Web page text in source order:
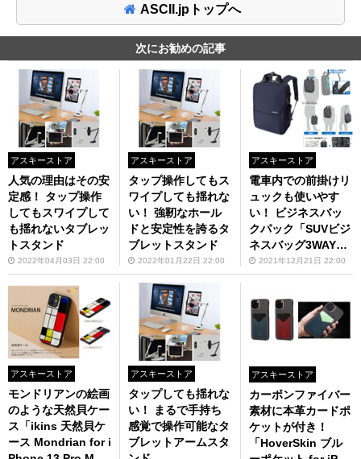
ASCII.jpトップへ
次にお勧めの記事
アスキーストア
人気の理由はその安
定感！ タップ操作
してもスワイプして
も揺れないタブレッ
トスタンド
2022年04月03日 22:00
アスキーストア
タップ操作してもス
ワイプしても揺れな
い！ 強靭なホール
ドと安定性を誇るタ
ブレットスタンド
2022年01月22日 22:00
アスキーストア
電車内での前掛けリ
ュックも使いやす
い！ ビジネスバッ
クパック「SUVビジ
ネスバッグ3WAY縦
型（SU-02）」
2021年12月21日 22:00
アスキーストア
モンドリアンの絵画
のような天然貝ケー
ス「ikins 天然貝ケ
ース Mondrian for i
アスキーストア
タップしても揺れな
い！ まるで手持ち
感覚で操作可能なタ
ブレットアームスタ
アスキーストア
カーボンファイバー
素材に本革カードポ
ケットが付き！
「HoverSkin ブル